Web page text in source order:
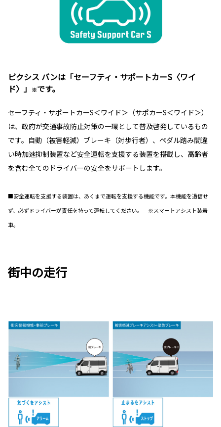
ピクシス バンは「セーフティ・サポートカーS〈ワイ
ド〉」
※です。
セーフティ・サポートカーS＜ワイド＞（サポカーS＜ワイド＞）
は、政府が交通事故防止対策の一環として普及啓発しているもの
です。自動（被害軽減）ブレーキ（対歩行者）、ペダル踏み間違
い時加速抑制装置など安全運転を支援する装置を搭載し、高齢者
を含む全てのドライバーの安全をサポートします。
■安全運転を支援する装置は、あくまで運転を支援する機能です。本機能を過信せ
ず、必ずドライバーが責任を持って運転してください。 ※スマートアシスト装着
車。
街中の走行